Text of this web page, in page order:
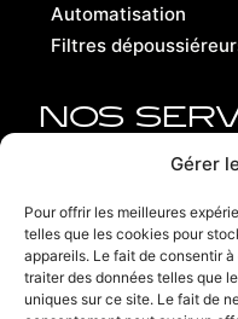
Gérer
Pour offrir les meilleures
telles que les cookies pour
appareils. Le fait de consentir
traiter des données telles que
uniques sur ce site. Le fait de
Automatisation
Filtres
NOS
Contact
Recrutement